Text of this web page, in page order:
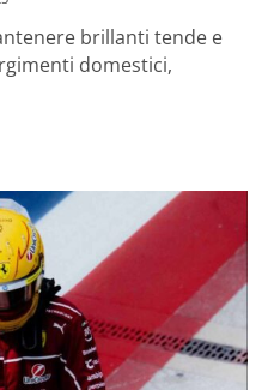
brillanti tende e
domestici,